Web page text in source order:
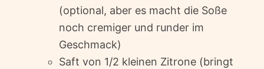
(optional, aber es macht die Soße
noch cremiger und runder im
Geschmack)
Saft von 1/2 kleinen Zitrone (bringt